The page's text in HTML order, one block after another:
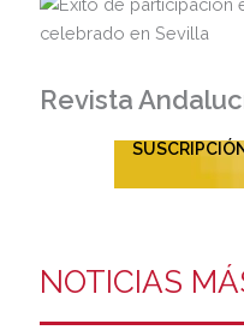
Revista
SUSCRIPCIÓN
NOTICIAS